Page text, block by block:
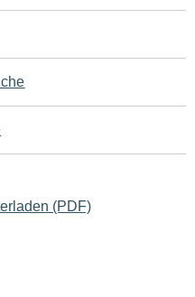
(PDF)